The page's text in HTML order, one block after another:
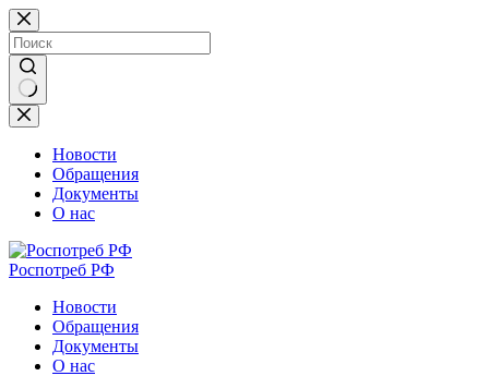
Перейти
к
сути
Ничего
не
найденоНовости
Обращения
Документы
О нас
Роспотреб РФ
Новости
Обращения
Документы
О нас